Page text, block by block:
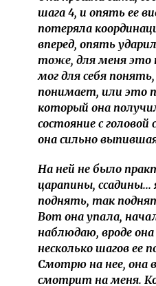
шага 4, и опять ее
потеряла
вперед, опять
тоже, для меня это
мог для себя
понимает, или это
который она
состояние с
она сильно
На ней не было
царапины,
поднять, так
Вот она упала,
наблюдаю, вроде она
несколько шагов ее
Смотрю на нее, она
смотрит на меня.